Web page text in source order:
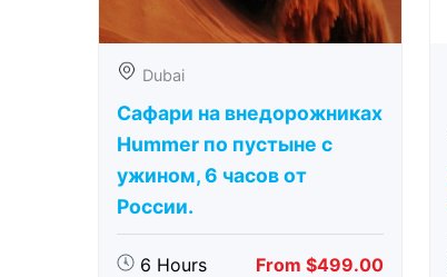
Dubai
Сафари на внедорожниках
Hummer по пустыне с
ужином, 6 часов от
России.
6 Hours From $499.00